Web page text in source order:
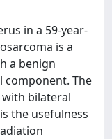
in a 59-year-
is a
a benign
component. The
bilateral
the usefulness